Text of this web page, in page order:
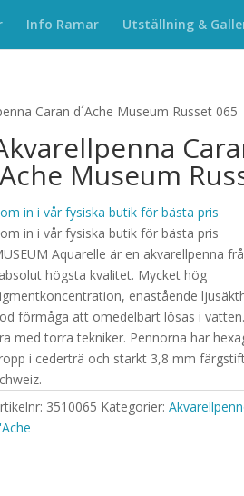
Info Ramar Utställning &
Caran d´Ache Museum Russet 065
Museum
in i vår fysiska butik för bästa pris
in i vår fysiska butik för bästa pris
Aquarelle är en akvarellpenna
högsta kvalitet. Mycket hög
enastående
förmåga att omedelbart lösas i
med torra tekniker. Pennorna har
i cederträ och starkt 3,8 mm
3510065 Kategorier: